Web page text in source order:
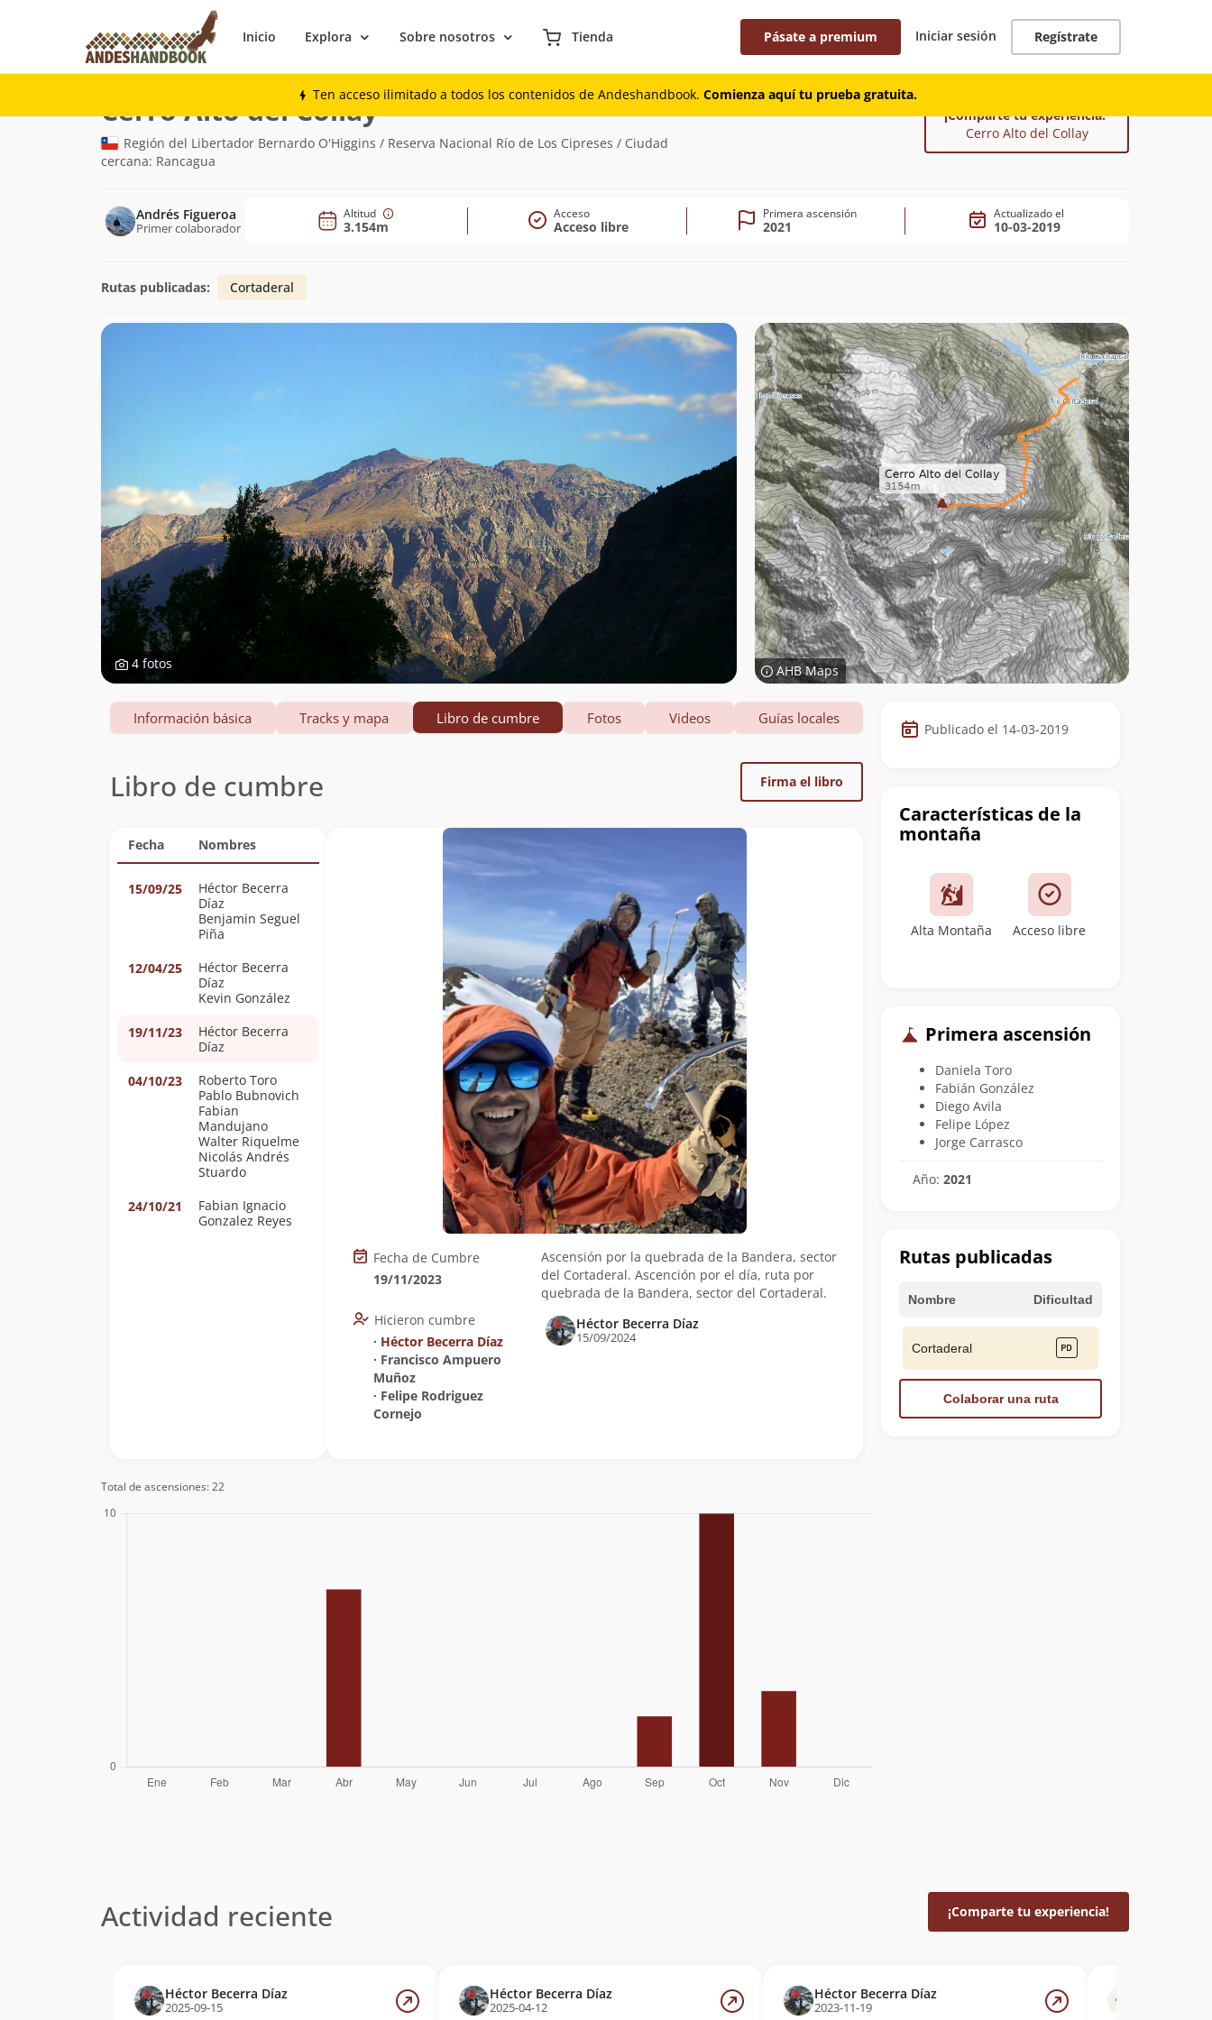
Inicio Explora Sobre nosotros Tienda Pásate a premium Iniciar sesión Regístrate
Ten acceso ilimitado a todos los contenidos de Andeshandbook. Comienza aquí tu prueba gratuita.
Montaña
Cerro Alto del Collay(3.154m)
Región del Libertador Bernardo O'Higgins / Reserva Nacional Río de Los Cipreses / Ciudad
cercana: Rancagua
¡Comparte tu experiencia!
Cerro Alto del Collay
Andrés Figueroa
Primer colaborador
Altitud
3.154m
Acceso
Acceso libre
Primera ascensión
2021
Actualizado el
10-03-2019
Rutas publicadas: Cortaderal
4 fotos AHB Maps
Datos
de
cumbre
Publicado el 14-03-2019
Características de la
montaña
Alta Montaña Acceso libre
Primera ascensión
Daniela Toro
Fabián González
Diego Avila
Felipe López
Jorge Carrasco
Año: 2021
Rutas publicadas
Nombre Dificultad
Cortaderal
Colaborar una ruta
Información básica Tracks y mapa Libro de cumbre Fotos Videos Guías locales
Libro de cumbre Firma el libro
Fecha Nombres
15/09/25
Héctor Becerra
Díaz
Benjamin Seguel
Piña
12/04/25
Héctor Becerra
Díaz
Kevin González
19/11/23
Héctor Becerra
Díaz
04/10/23
Roberto Toro
Pablo Bubnovich
Fabian
Mandujano
Walter Riquelme
Nicolás Andrés
Stuardo
24/10/21
Fabian Ignacio
Gonzalez Reyes
Fecha de Cumbre
19/11/2023
Hicieron cumbre
∙ Héctor Becerra Díaz
∙ Francisco Ampuero
Muñoz
∙ Felipe Rodriguez
Cornejo
Ascensión por la quebrada de la Bandera, sector
del Cortaderal. Ascención por el día, ruta por
quebrada de la Bandera, sector del Cortaderal.
Héctor Becerra Díaz
15/09/2024
Total de ascensiones: 22
Actividad reciente ¡Comparte tu experiencia!
Héctor Becerra Díaz
2025-09-15
Héctor Becerra Díaz
2025-04-12
Héctor Becerra Díaz
2023-11-19